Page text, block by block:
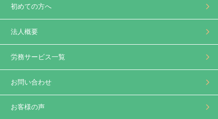
初めての方へ
法人概要
労務サービス一覧
お問い合わせ
お客様の声